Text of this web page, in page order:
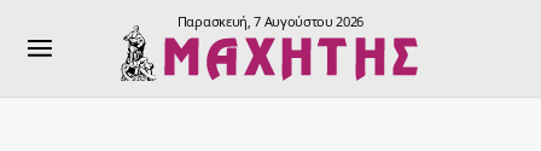
Παρασκευή, 7 Αυγούστου 2026